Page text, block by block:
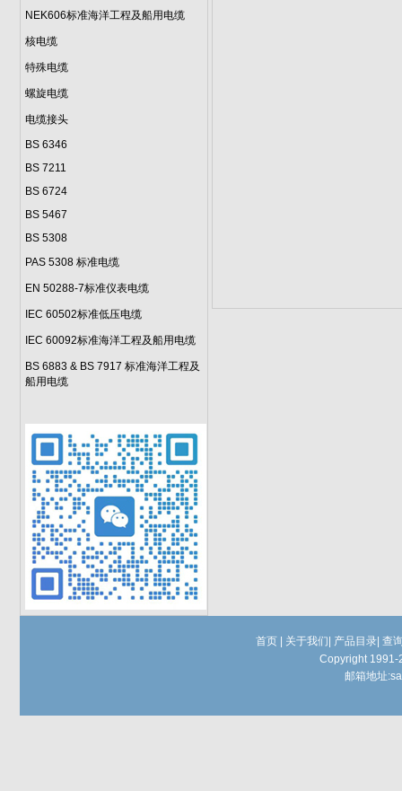
NEK606标准海洋工程及船用电缆
核电缆
特殊电缆
螺旋电缆
电缆接头
BS 6346
BS 7211
BS 6724
BS 5467
BS 5308
PAS 5308 标准电缆
EN 50288-7标准仪表电缆
IEC 60502标准低压电缆
IEC 60092标准海洋工程及船用电缆
BS 6883 & BS 7917 标准海洋工程及
船用电缆
首页 关于我们 产品目录| 查
Copyright 1991-
邮箱地址: